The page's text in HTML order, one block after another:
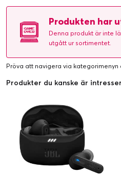
Produkten har
Denna produkt är inte
utgått ur sortimentet.
Pröva att navigera via kategorimenyn
Produkter du kanske är